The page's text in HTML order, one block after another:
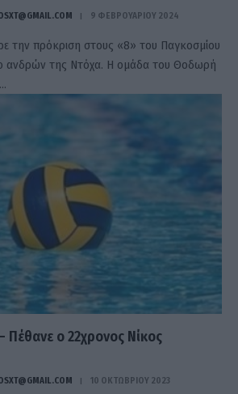
9 ΦΕΒΡΟΥΑΡΊΟΥ 2024
την πρόκριση στους «8» του Παγκοσμίου
ανδρών της Ντόχα. Η ομάδα του Θοδωρή
ο 22χρονος Νίκος
10 ΟΚΤΩΒΡΊΟΥ 2023